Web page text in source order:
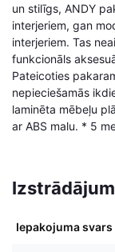
un stilīgs, ANDY
interjeriem, gan
interjeriem. Tas
funkcionāls
Pateicoties
nepieciešamās
laminēta mēbeļu
ar ABS malu. * 5
Iepakojuma svars